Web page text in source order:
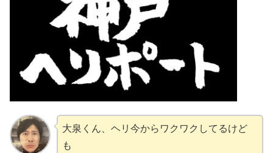
大泉くん、ヘリ今からワクワクしてるけど
も